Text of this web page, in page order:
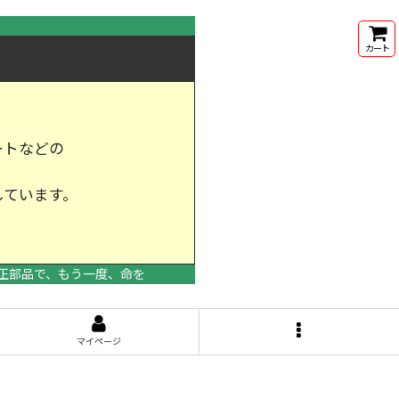
などの
います。
品で、もう一度、命を
カート
マイページ